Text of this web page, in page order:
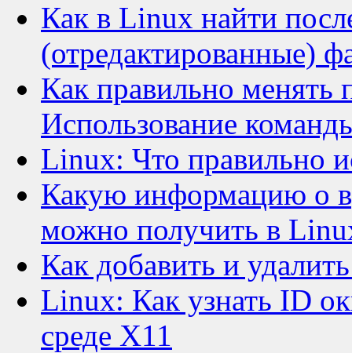
Как в Linux найти
(отредактированные)
Как правильно менять
Использование
Linux: Что правильно
Какую информацию о
можно получить в
Как добавить и
Linux: Как узнать ID
среде X11